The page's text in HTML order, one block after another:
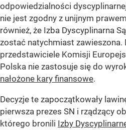
odpowiedzialności
nie jest zgodny z unijnym
również, że Izba Dyscyplinarna
zostać natychmiast zawieszona.
przedstawiciele Komisji
Polska nie zastosuje się do
nałożone kary finansowe.
Decyzje te zapoczątkowały
pierwsza prezes SN i rządzący
którego bronili Izby